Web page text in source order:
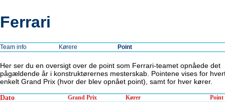
Ferrari
Team info Kørere Point
Her ser du en oversigt over de point som Ferrari-teamet opnåede det
pågældende år i konstruktørernes mesterskab. Pointene vises for
enkelt Grand Prix (hvor der blev opnået point), samt for hver kører.
Dato Grand Prix Kører Point